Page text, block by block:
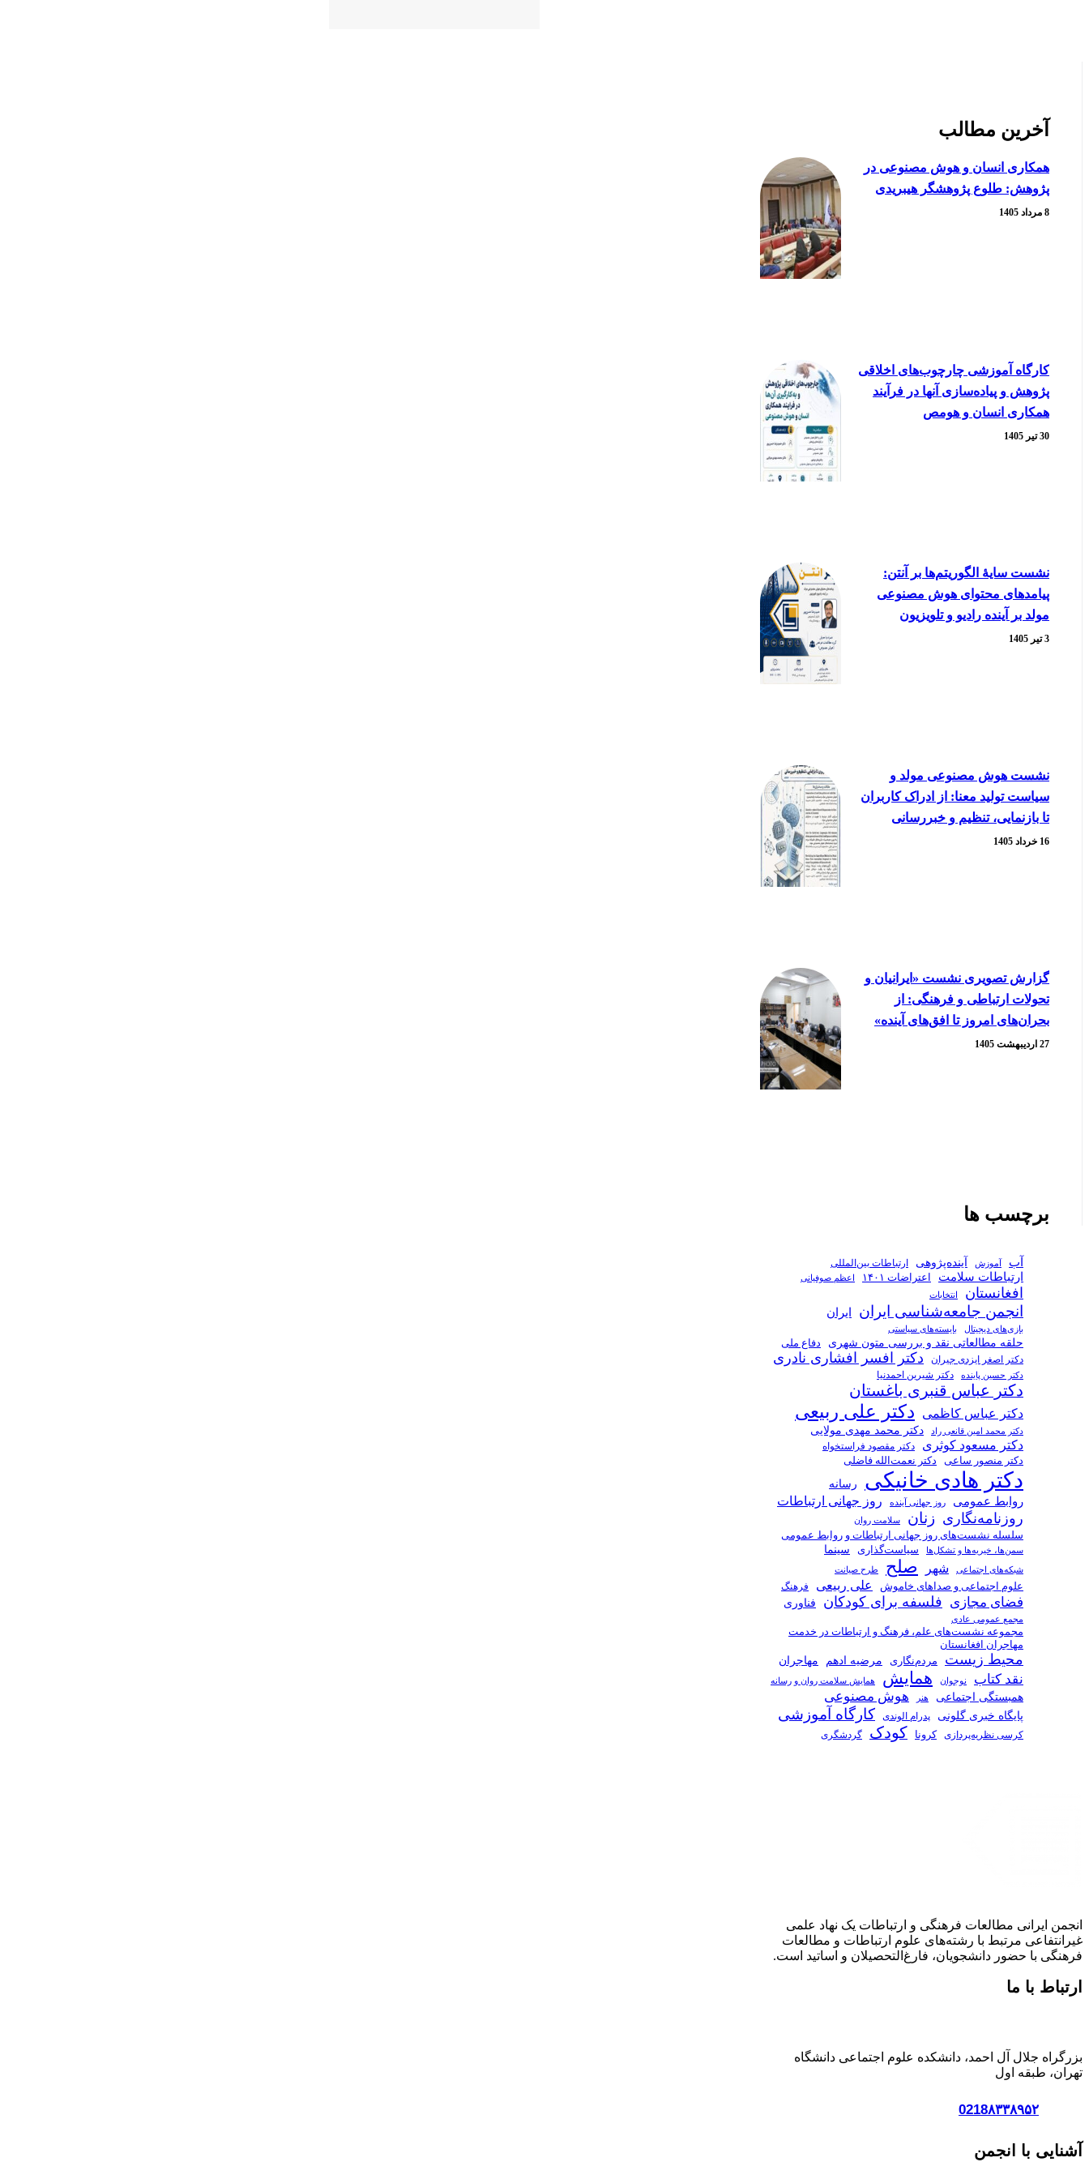
آخرین مطالب
همکاری انسان و هوش مصنوعی در
پژوهش: طلوع پژوهشگر هیبریدی
8 مرداد 1405
کارگاه آموزشی چارچوب‌های اخلاقی
پژوهش و پیاده‌سازی آنها در فرآیند
همکاری انسان و هومص
30 تیر 1405
نشست سایۀ الگوریتم‌ها بر آنتن:
پیامدهای محتوای هوش مصنوعی
مولد بر آینده رادیو و تلویزیون
3 تیر 1405
نشست هوش مصنوعی مولد و
سیاست تولید معنا: از ادراک کاربران
تا بازنمایی، تنظیم و خبررسانی
16 خرداد 1405
گزارش تصویری نشست «ایرانیان و
تحولات ارتباطی و فرهنگی: از
بحران‌های امروز تا افق‌های آینده»
27 اردیبهشت 1405
برچسب ها
آب آموزش آینده‌پژوهی ارتباطات بین‌المللی
ارتباطات سلامت اعتراضات ۱۴۰۱ اعظم صوفیانی
افغانستان انتخابات
انجمن جامعه‌شناسی ایران ایران
بازی‌های دیجیتال بایسته‌های سیاستی
حلقه مطالعاتی نقد و بررسی متون شهری دفاع ملی
دکتر اصغر ایزدی جیران دکتر افسر افشاری نادری
دکتر حسین پاینده دکتر شیرین احمدنیا
دکتر عباس قنبری باغستان
دکتر عباس کاظمی دکتر علی ربیعی
دکتر محمد امین قانعی راد دکتر محمد مهدی مولایی
دکتر مسعود کوثری
دکتر مقصود فراستخواه
دکتر منصور ساعی
دکتر نعمت‌الله فاضلی
دکتر هادی خانیکی رسانه
روابط عمومی روز جهانی آینده روز جهانی ارتباطات
روزنامه‌نگاری زنان سلامت روان
سلسله نشست‌های روز جهانی ارتباطات و روابط عمومی
سمن‌ها، خیریه‌ها و تشکل‌ها سیاست‌گذاری سینما
شبکه‌های اجتماعی شهر صلح طرح صیانت
علوم اجتماعی و صداهای خاموش علی ربیعی فرهنگ
فضای مجازی فلسفه برای کودکان فناوری
مجمع عمومی عادی
مجموعه نشست‌های علم، فرهنگ و ارتباطات در خدمت
مهاجران افغانستان
محیط زیست مردم‌نگاری مرضیه ادهم مهاجران
نقد کتاب نوجوان همایش همایش سلامت روان و رسانه
همبستگی اجتماعی هنر هوش مصنوعی
پایگاه خبری گلونی پدرام الوندی کارگاه آموزشی
کرسی نظریه‌پردازی کرونا کودک گردشگری
انجمن ایرانی مطالعات فرهنگی و ارتباطات یک نهاد علمی
غیرانتفاعی مرتبط با رشته‌های علوم ارتباطات و مطالعات
فرهنگی با حضور دانشجویان، فارغ‌التحصیلان و اساتید است.
ارتباط با ما
بزرگراه جلال آل احمد، دانشکده علوم اجتماعی دانشگاه
تهران، طبقه اول
0218۸۳۳۸۹۵۲
آشنایی با انجمن